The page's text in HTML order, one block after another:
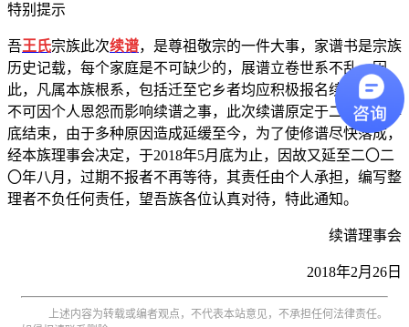
特别提示
吾王氏宗族此次续谱，是尊祖敬宗的一件大事，家谱书是宗族
历史记载，每个家庭是不可缺少的，展谱立卷世系不乱，因
此，凡属本族根系，包括迁至它乡者均应积极报名续谱，万万
不可因个人恩怨而影响续谱之事，此次续谱原定于二〇一六年
底结束，由于多种原因造成延缓至今，为了使修谱尽快落成，
经本族理事会决定，于2018年5月底为止，因故又延至二〇二
〇年八月，过期不报者不再等待，其责任由个人承担，编写整
理者不负任何责任，望吾族各位认真对待，特此通知。
续谱理事会
2018年2月26日
上述内容为转载或编者观点，不代表本站意见，不承担任何法律责任。